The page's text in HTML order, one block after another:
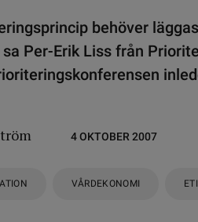
behöver
Per-Erik Liss från
4 OKTOBER 2007
VÅRDEKONOMI